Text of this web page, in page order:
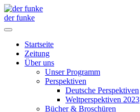
der funke
Startseite
Zeitung
Über uns
Unser Programm
Perspektiven
Deutsche Perspektiven
Weltperspektiven 2023
Bücher & Broschüren